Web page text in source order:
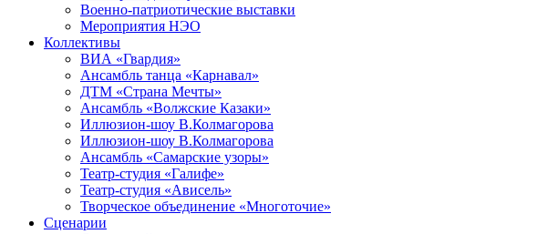
Военно-патриотические выставки
Мероприятия НЭО
Коллективы
ВИА «Гвардия»
Ансамбль танца «Карнавал»
ДТМ «Страна Мечты»
Ансамбль «Волжские Казаки»
Иллюзион-шоу В.Колмагорова
Иллюзион-шоу В.Колмагорова
Ансамбль «Самарские узоры»
Театр-студия «Галифе»
Театр-студия «Ависель»
Творческое объединение «Многоточие»
Сценарии